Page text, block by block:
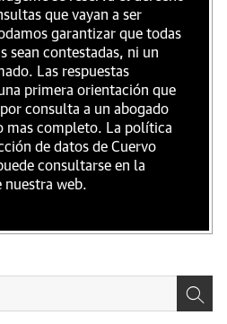
que vayan a ser
garantizar que todas
sean contestadas, ni un
Las respuestas
primera orientación que
consulta a un abogado
mas completo. La política
de datos de Cuervo
consultarse en la
nuestra web.